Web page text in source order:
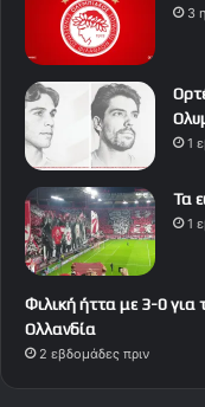
3
1
Τα
1
Φιλική ήττα με 3-0 για
Ολλανδία
2 εβδομάδες πριν